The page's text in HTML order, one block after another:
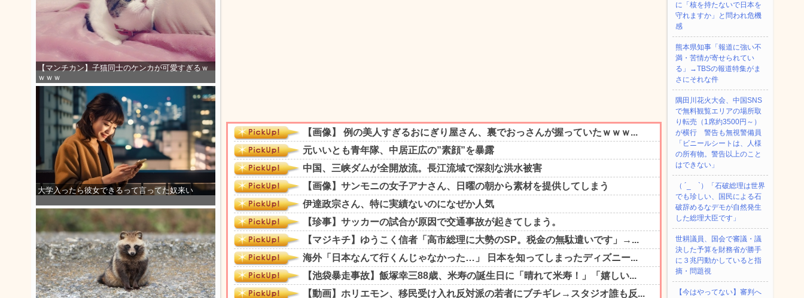
【マンチカン】子猫同士のケンカが可愛すぎるｗ
ｗｗｗ
大学入ったら彼女できるって言ってた奴来い
に「核を持たないで日本を
守れますか」と問われ危機
感
熊本県知事「報道に強い不
満・苦情が寄せられてい
る」→TBSの報道特集がま
さにそれな件
隅田川花火大会、中国SNS
で無料観覧エリアの場所取
り転売（1席約3500円～）
が横行 警告も無視警備員
「ビニールシートは、人様
の所有物。警告以上のこと
はできない」
（ ´_ゝ`）「石破総理は世界
でも珍しい、国民による石
破辞めるなデモが自然発生
した総理大臣です」
世耕議員、国会で審議・議
決した予算を財務省が勝手
に３兆円動かしていると指
摘・問題視
【今はやってない】審判へ